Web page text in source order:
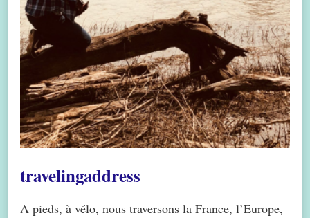
travelingaddress
A pieds, à vélo, nous traversons la France, l’Europe,